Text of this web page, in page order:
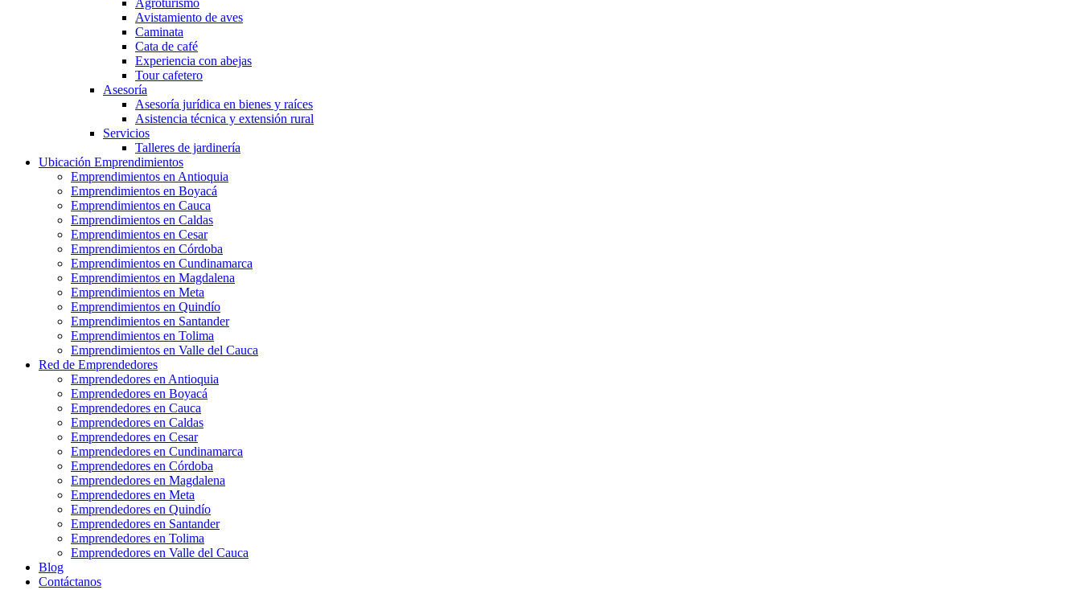
Agroturismo
Avistamiento de aves
Caminata
Cata de café
Experiencia con abejas
Tour cafetero
Asesoría
Asesoría jurídica en bienes y raíces
Asistencia técnica y extensión rural
Servicios
Talleres de jardinería
Ubicación Emprendimientos
Emprendimientos en Antioquia
Emprendimientos en Boyacá
Emprendimientos en Cauca
Emprendimientos en Caldas
Emprendimientos en Cesar
Emprendimientos en Córdoba
Emprendimientos en Cundinamarca
Emprendimientos en Magdalena
Emprendimientos en Meta
Emprendimientos en Quindío
Emprendimientos en Santander
Emprendimientos en Tolima
Emprendimientos en Valle del Cauca
Red de Emprendedores
Emprendedores en Antioquia
Emprendedores en Boyacá
Emprendedores en Cauca
Emprendedores en Caldas
Emprendedores en Cesar
Emprendedores en Cundinamarca
Emprendedores en Córdoba
Emprendedores en Magdalena
Emprendedores en Meta
Emprendedores en Quindío
Emprendedores en Santander
Emprendedores en Tolima
Emprendedores en Valle del Cauca
Blog
Contáctanos